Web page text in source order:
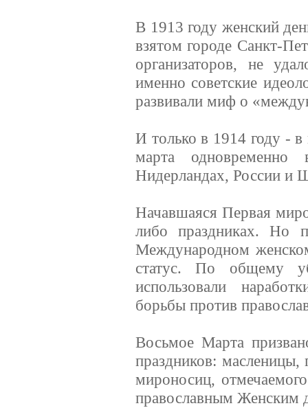
В 1913 году женский
взятом городе Санкт-
организаторов, не
именно советские
развивали миф о
И только в 1914 году -
марта
Нидерландах, России и
Начавшаяся Первая
либо праздниках. Но
Международном
статус. По общему
использовали
борьбы против
Восьмое Марта
праздников:
мироносиц,
православным Женским